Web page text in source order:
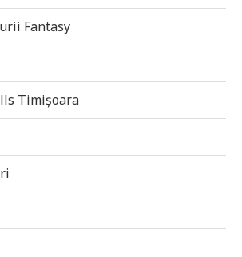
Fantasy
Timișoara